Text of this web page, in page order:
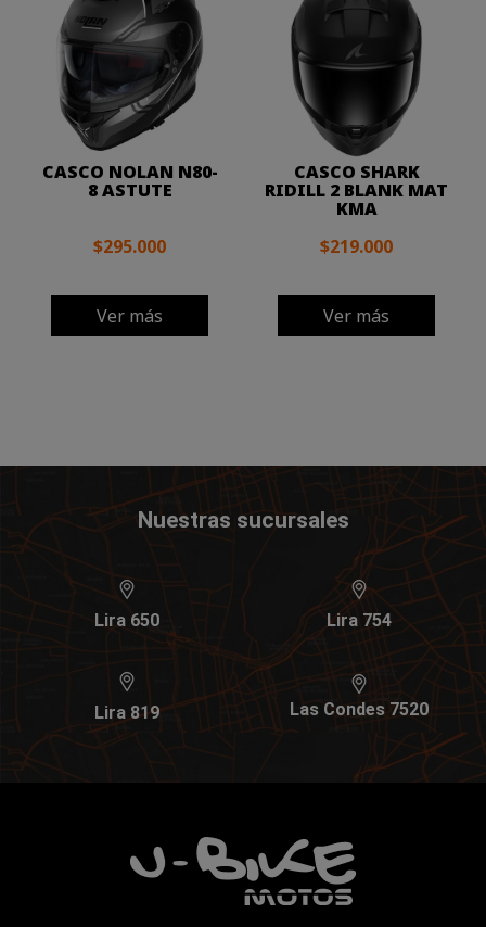
CASCO NOLAN N80-
8 ASTUTE
$295.000
Ver más
CASCO SHARK
RIDILL 2 BLANK MAT
KMA
$219.000
Ver más
Nuestras sucursales
Lira 650 Lira 754
Lira 819 Las Condes 7520